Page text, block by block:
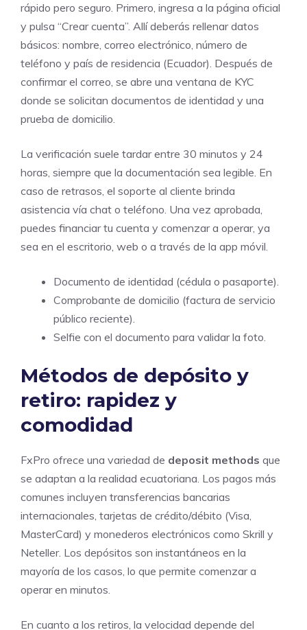
rápido pero seguro. Primero, ingresa a la página oficial
y pulsa “Crear cuenta”. Allí deberás rellenar datos
básicos: nombre, correo electrónico, número de
teléfono y país de residencia (Ecuador). Después de
confirmar el correo, se abre una ventana de KYC
donde se solicitan documentos de identidad y una
prueba de domicilio.
La verificación suele tardar entre 30 minutos y 24
horas, siempre que la documentación sea legible. En
caso de retrasos, el soporte al cliente brinda
asistencia vía chat o teléfono. Una vez aprobada,
puedes financiar tu cuenta y comenzar a operar, ya
sea en el escritorio, web o a través de la app móvil.
Documento de identidad (cédula o pasaporte).
Comprobante de domicilio (factura de servicio
público reciente).
Selfie con el documento para validar la foto.
Métodos de depósito y
retiro: rapidez y
comodidad
FxPro ofrece una variedad de deposit methods que
se adaptan a la realidad ecuatoriana. Los pagos más
comunes incluyen transferencias bancarias
internacionales, tarjetas de crédito/débito (Visa,
MasterCard) y monederos electrónicos como Skrill y
Neteller. Los depósitos son instantáneos en la
mayoría de los casos, lo que permite comenzar a
operar en minutos.
En cuanto a los retiros, la velocidad depende del